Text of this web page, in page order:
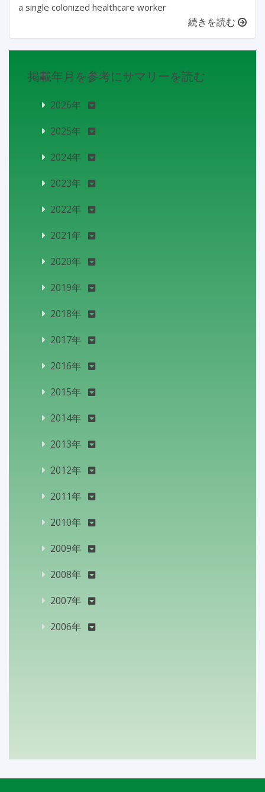
a single colonized healthcare worker
続きを読む
掲載年月を参考にサマリーを読む
2026年
2025年
2024年
2023年
2022年
2021年
2020年
2019年
2018年
2017年
2016年
2015年
2014年
2013年
2012年
2011年
2010年
2009年
2008年
2007年
2006年